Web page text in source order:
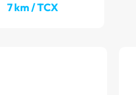
7 km / TCX